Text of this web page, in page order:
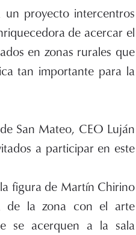
un proyecto intercentros
de acercar el
en zonas rurales que
tan importante para la
San Mateo, CEO Luján
a participar en este
figura de Martín Chirino
de la zona con el arte
se acerquen a la sala